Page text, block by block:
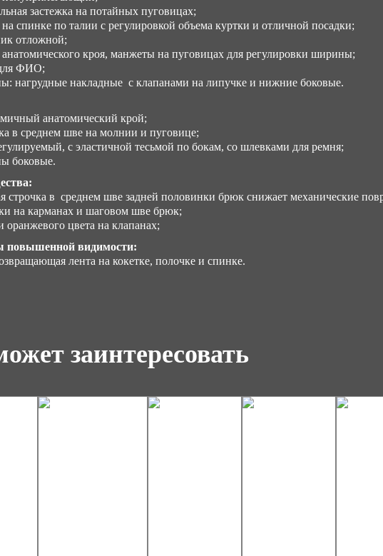
застежка на потайных пуговицах;
спинке по талии с регулировкой объема куртки и отличной посадки;
отложной;
кроя, манжеты на пуговицах для регулировки ширины;
ФИО;
нагрудные накладные с клапанами на липучке и нижние боковые.
анатомический крой;
в среднем шве на молнии и пуговице;
с эластичной тесьмой по бокам, со шлевками для ремня;
боковые.
строчка в среднем шве задней половинки брюк снижает механические
на карманах и шаговом шве брюк;
цвета на клапанах;
повышенной видимости:
лента на кокетке, полочке и спинке.
заинтересовать